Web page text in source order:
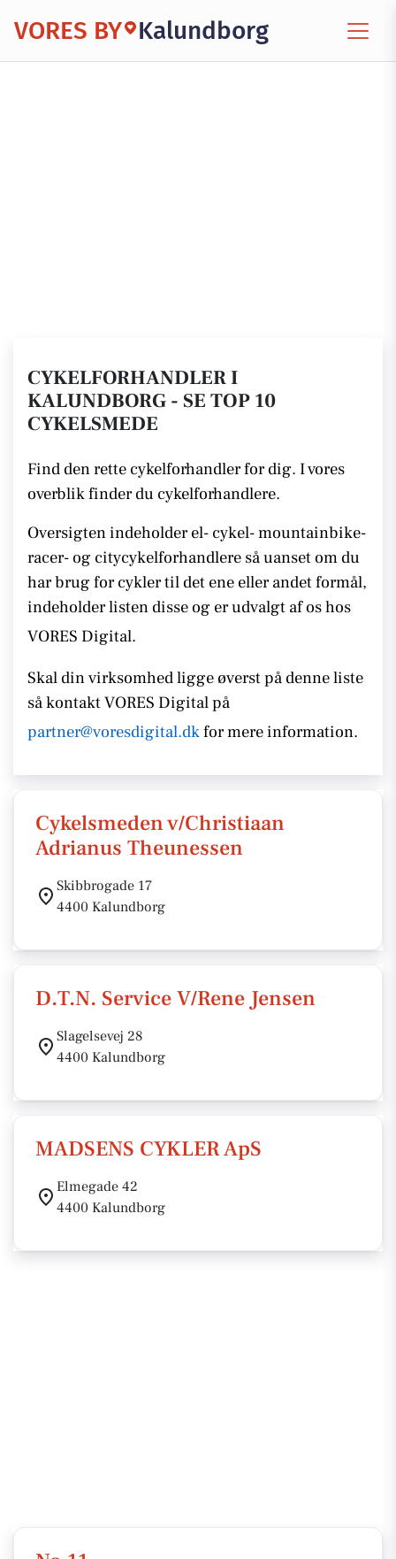
VORES BY Kalundborg
CYKELFORHANDLER I
KALUNDBORG - SE TOP 10
CYKELSMEDE
Find den rette cykelforhandler for dig. I vores
overblik finder du cykelforhandlere.
Oversigten indeholder el- cykel- mountainbike-
racer- og citycykelforhandlere så uanset om du
har brug for cykler til det ene eller andet formål,
indeholder listen disseog er udvalgt af os hos
VORES Digital.
Skal din virksomhed ligge øverst på denne liste
så kontaktVORES Digital på
partner@voresdigital.dkfor mere information.
Cykelsmeden v/Christiaan
Adrianus Theunessen
Skibbrogade 17
4400 Kalundborg
D.T.N. Service V/Rene Jensen
Slagelsevej 28
4400 Kalundborg
MADSENS CYKLER ApS
Elmegade 42
4400 Kalundborg